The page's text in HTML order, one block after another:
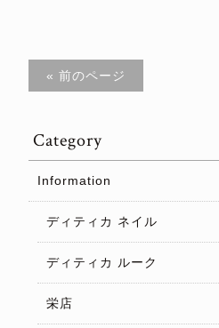
« 前のページ
Category
Information
ディティカ ネイル
ディティカ ルーク
栄店